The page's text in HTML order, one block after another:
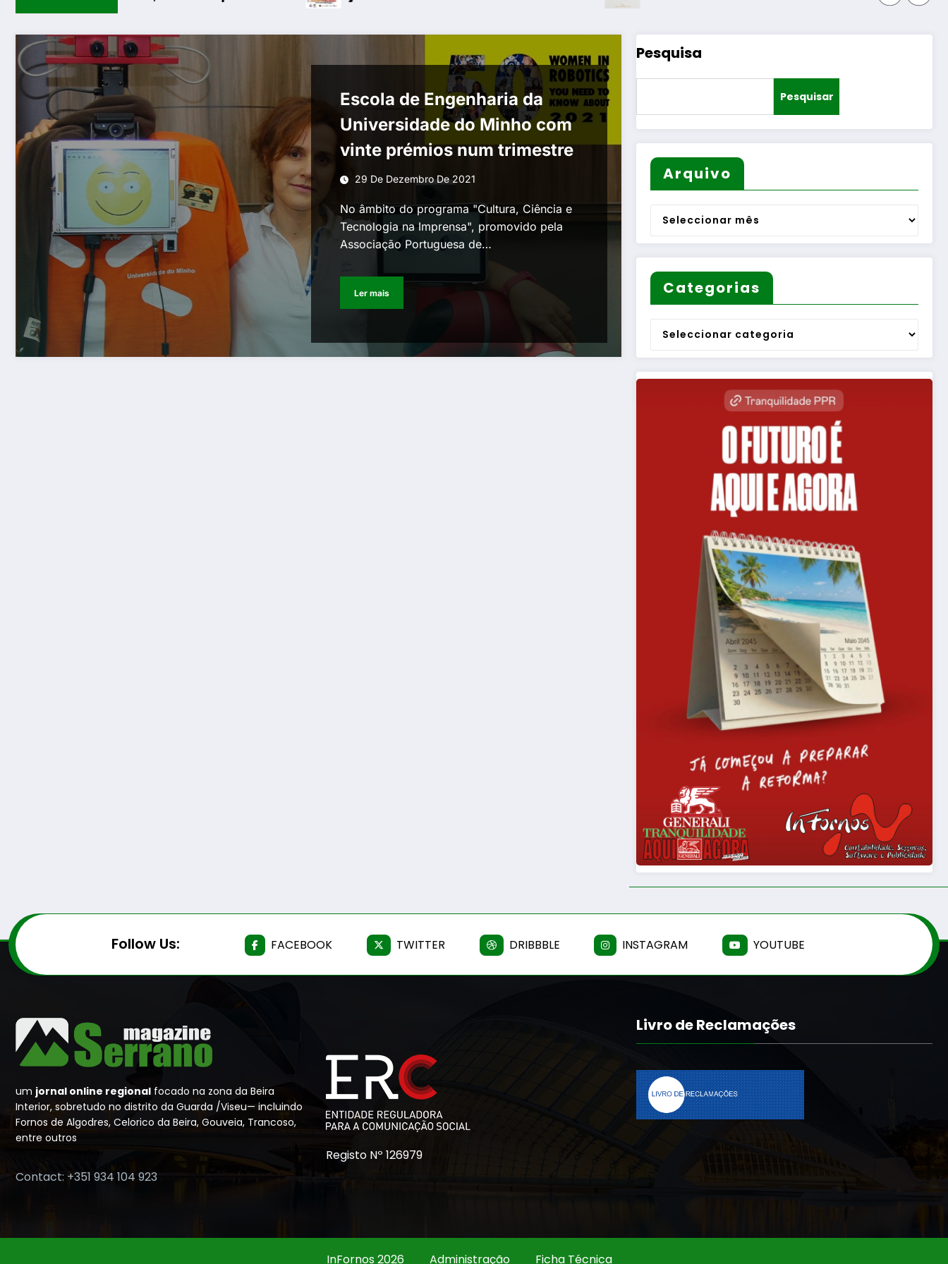
Escola de Engenharia da
Universidade do Minho com
vinte prémios num trimestre
29 De Dezembro De 2021
No âmbito do programa "Cultura, Ciência e
Tecnologia na Imprensa", promovido pela
Associação Portuguesa de…
Ler mais
Pesquisa
Pesquisar
Arquivo
Arquivo
Categorias
Categorias
Follow Us: FACEBOOK TWITTER DRIBBBLE INSTAGRAM YOUTUBE
um jornal online regional focado na zona da Beira
Interior, sobretudo no distrito da Guarda /Viseu— incluindo
Fornos de Algodres, Celorico da Beira, Gouveia, Trancoso,
entre outros
Contact: +351 934 104 923
Registo Nº 126979
Livro de Reclamações
InFornos 2026 Administração Ficha Técnica